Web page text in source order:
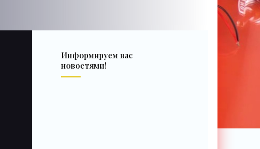
Информируем вас
новостями!